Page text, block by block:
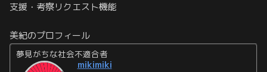
支援・考察リクエスト機能
美紀のプロフィール
夢見がちな社会不適合者
mikimiki